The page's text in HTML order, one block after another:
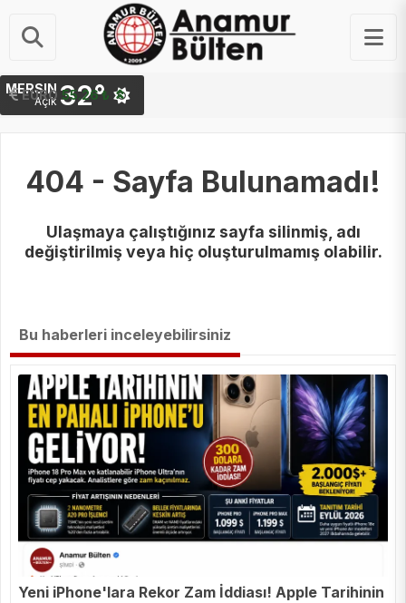
EURO 55.26 ₺
STERLIN 64.47 ₺
MERSIN
Açık 32°
404 - Sayfa Bulunamadı!
Ulaşmaya çalıştığınız sayfa silinmiş, adı
değiştirilmiş veya hiç oluşturulmamış olabilir.
Bu haberleri inceleyebilirsiniz
Yeni iPhone'lara Rekor Zam İddiası! Apple Tarihinin